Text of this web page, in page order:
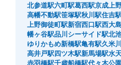
東京メトロ日比谷線東銀座駅中
い、5・6番出口に向かう通路上
配便のロッカーがあります。
北参道駅六町駅葛西駅京成上
高幡不動駅笹塚駅秋川駅住吉駅
上野御徒町駅新宿西口駅西大
幡ヶ谷駅品川シーサイド駅北
ゆりかもめ新橋駅亀有駅久米
高井戸駅四ツ木駅新馬場駅水
赤羽橋駅千歳船橋駅代々木公